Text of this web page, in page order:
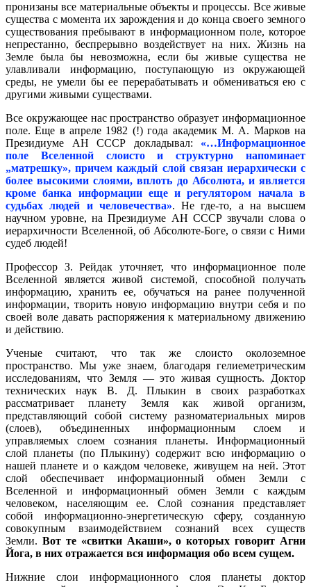
пронизаны все материальные объекты и процессы. Все живые
существа с момента их зарождения и до конца своего земного
существования пребывают в информационном поле, которое
непрестанно, беспрерывно воздействует на них. Жизнь на
Земле была бы невозможна, если бы живые существа не
улавливали информацию, поступающую из окружающей
среды, не умели бы ее перерабатывать и обмениваться ею с
другими живыми существами.
Все окружающее нас пространство образует информационное
поле. Еще в апреле 1982 (!) года академик М. А. Марков на
Президиуме АН СССР докладывал: «…Информационное
поле Вселенной слоисто и структурно напоминает
„матрешку», причем каждый слой связан иерархически с
более высокими слоями, вплоть до Абсолюта, и является
кроме банка информации еще и регулятором начала в
судьбах людей и человечества». Не где-то, а на высшем
научном уровне, на Президиуме АН СССР звучали слова о
иерархичности Вселенной, об Абсолюте-Боге, о связи с Ними
судеб людей!
Профессор З. Рейдак уточняет, что информационное поле
Вселенной является живой системой, способной получать
информацию, хранить ее, обучаться на ранее полученной
информации, творить новую информацию внутри себя и по
своей воле давать распоряжения к материальному движению
и действию.
Ученые считают, что так же слоисто околоземное
пространство. Мы уже знаем, благодаря гелиеметрическим
исследованиям, что Земля — это живая сущность. Доктор
технических наук В. Д. Плыкин в своих разработках
рассматривает планету Земля как живой организм,
представляющий собой систему разноматериальных миров
(слоев), объединенных информационным слоем и
управляемых слоем сознания планеты. Информационный
слой планеты (по Плыкину) содержит всю информацию о
нашей планете и о каждом человеке, живущем на ней. Этот
слой обеспечивает информационный обмен Земли с
Вселенной и информационный обмен Земли с каждым
человеком, населяющим ее. Слой сознания представляет
собой информационно-энергетическую сферу, созданную
совокупным взаимодействием сознаний всех существ
Земли. Вот те «свитки Акаши», о которых говорит Агни
Йога, в них отражается вся информация обо всем сущем.
Нижние слои информационного слоя планеты доктор